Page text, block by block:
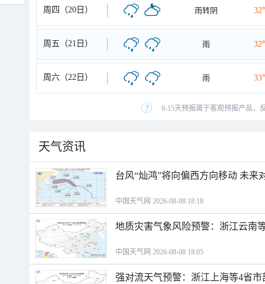
周四（20日） 雨转阴
周五（21日） 雨
周六（22日） 雨
8-15天预报属于客观预报产品，
天气资讯
台风“灿鸿”将向偏西方向移动 未来
中国天气网 2026-08-08 18:18
地质灾害气象风险预警：浙江云南
中国天气网 2026-08-08 18:05
强对流天气预警：浙江上海等4省